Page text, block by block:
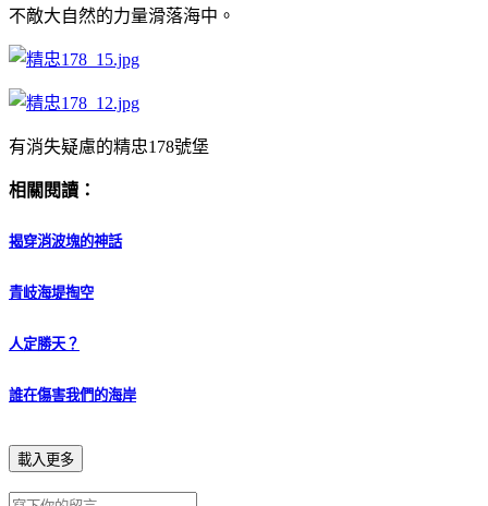
不敵大自然的力量滑落海中。
有消失疑慮的精忠178號堡
相關閱讀：
揭穿消波塊的神話
青岐海堤掏空
人定勝天？
誰在傷害我們的海岸
載入更多